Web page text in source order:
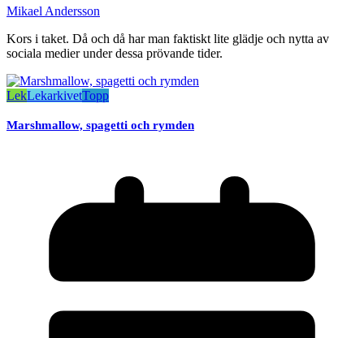
Mikael Andersson
Kors i taket. Då och då har man faktiskt lite glädje och nytta av
sociala medier under dessa prövande tider.
LekLekarkivetTopp
Marshmallow, spagetti och rymden